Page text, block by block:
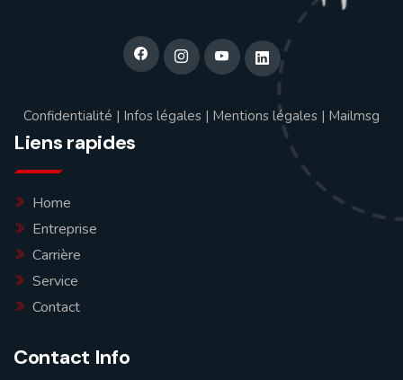
Confidentialité | Infos légales | Mentions légales | Mailmsg
Liens rapides
Home
Entreprise
Carrière
Service
Contact
Contact Info